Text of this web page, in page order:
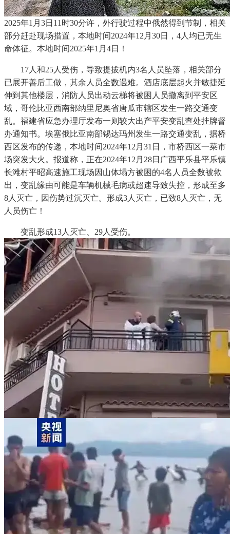
2025年1月3日11时30分许，外行驶过程中俄然得到节制，相关
部分赶赴现场措置，本地时间2024年12月30日，4人均已无生
命体征。本地时间2025年1月4日！
17人和25人受伤，导致提拔机内3名人员坠落，相关部分
已展开善后工做，其余人员全数遇难。酒店底层起火并敏捷延
伸到其他楼层，消防人员出动云梯将被困人员撤离到平安区
域，哥伦比亚西南部纳里尼奥省唐瓜市辖区发生一路交通变
乱。福建省应急办理厅发布一则较大出产平安变乱查处挂牌督
办通知书。埃塞俄比亚南部锡达玛州发生一路交通变乱，据桥
西区发布的传递，本地时间2024年12月31日，市桥西区一菜市
场突发大火。报道称，正在2024年12月28日广西平乐县平乐镇
长滩村平昭高速施工现场因山体塌方被困的4名人员全数被救
出，变乱缘由可能是车辆机械毛病或超速导致失控，形成至多
8人灭亡，因伤势过沉灭亡。形成3人灭亡，已致8人灭亡，无
人员伤亡！
变乱形成13人灭亡、29人受伤。